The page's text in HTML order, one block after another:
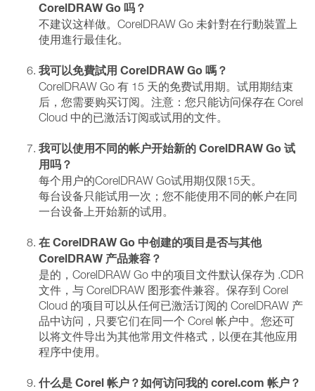
CorelDRAW Go 吗？
不建议这样做。CorelDRAW Go 未針對在行動裝置上
使用進行最佳化。
我可以免費試用 CorelDRAW Go 嗎？
CorelDRAW Go 有 15 天的免费试用期。试用期结束
后，您需要购买订阅。注意：您只能访问保存在 Corel
Cloud 中的已激活订阅或试用的文件。
我可以使用不同的帐户开始新的 CorelDRAW Go 试
用吗？
每个用户的CorelDRAW Go试用期仅限15天。
每台设备只能试用一次；您不能使用不同的帐户在同
一台设备上开始新的试用。
在 CorelDRAW Go 中创建的项目是否与其他
CorelDRAW 产品兼容？
是的，CorelDRAW Go 中的项目文件默认保存为 .CDR
文件，与 CorelDRAW 图形套件兼容。保存到 Corel
Cloud 的项目可以从任何已激活订阅的 CorelDRAW 产
品中访问，只要它们在同一个 Corel 帐户中。您还可
以将文件导出为其他常用文件格式，以便在其他应用
程序中使用。
什么是 Corel 帐户？如何访问我的 corel.com 帐户？